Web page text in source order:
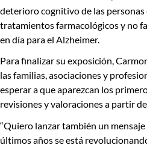
deterioro cognitivode las
tratamientos farmacológicos y no
en día para el Alzheimer.
Para finalizar su exposición,
las familias, asociaciones y
esperar a que aparezcan los
revisiones y valoraciones a partir de
“Quiero lanzar también un
últimos años se está